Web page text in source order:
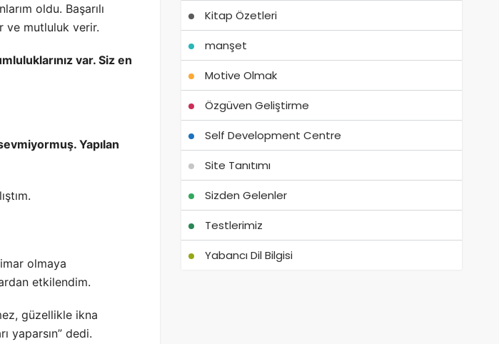
oldu. Başarılı
ve mutluluk verir.
var. Siz en
Yapılan
olmaya
etkilendim.
güzellikle ikna
yaparsın” dedi.
Kitap Özetleri
manşet
Motive Olmak
Özgüven Geliştirme
Self Development Centre
Site Tanıtımı
Sizden Gelenler
Testlerimiz
Yabancı Dil Bilgisi